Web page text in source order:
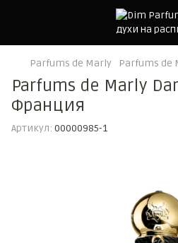
Parfums de Marly Parfums de
Parfums de Marly
Франция
Артикул: 00000985-1